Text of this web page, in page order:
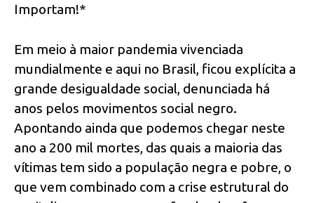
Importam!*
Em meio à maior pandemia vivenciada
mundialmente e aqui no Brasil, ficou explícita a
grande desigualdade social, denunciada há
anos pelos movimentos social negro.
Apontando ainda que podemos chegar neste
ano a 200 mil mortes, das quais a maioria das
vítimas tem sido a população negra e pobre, o
que vem combinado com a crise estrutural do